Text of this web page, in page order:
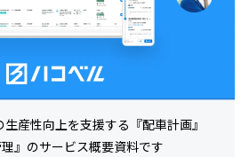
産性向上を支援する『配車計画』
』のサービス概要資料です